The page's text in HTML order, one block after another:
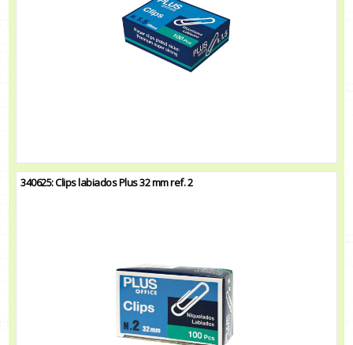
340625: Clips labiados Plus 32 mm ref. 2